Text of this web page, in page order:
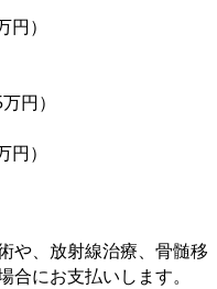
円）
円）
円）
や、放射線治療、骨髄移
にお支払いします。